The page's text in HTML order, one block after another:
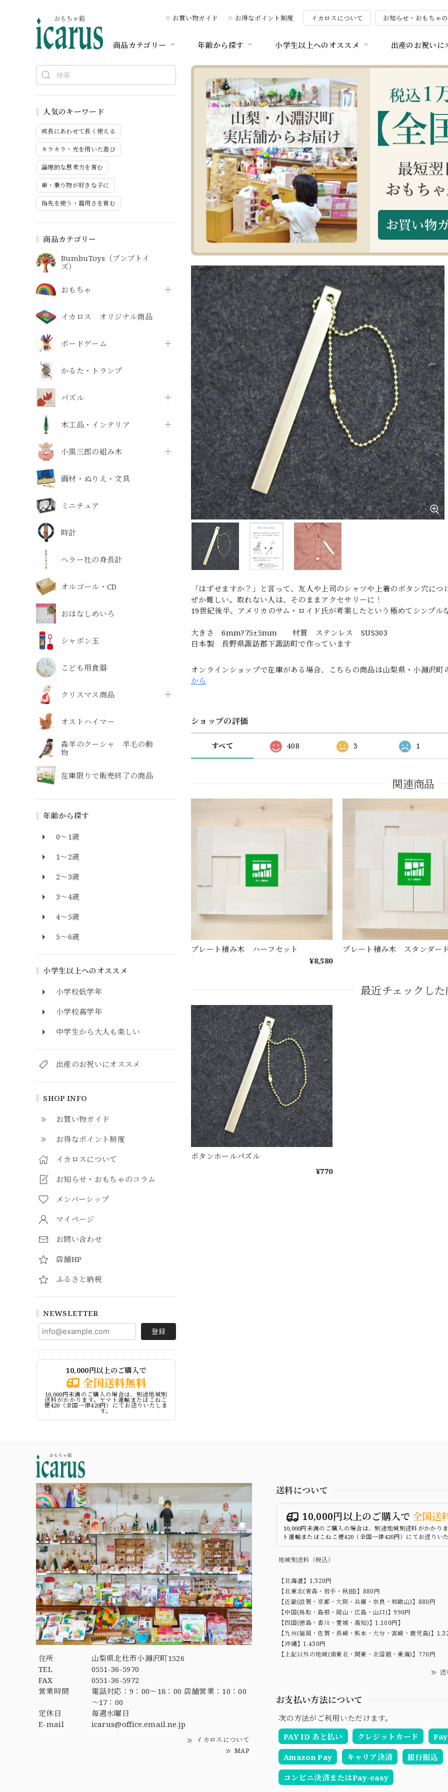
お買い物ガイド お得なポイント制度 イカロスについて お知らせ・おもちゃ
商品カテゴリー 年齢から探す 小学生以上へのオススメ 出産のお祝いに
人気のキーワード
成長にあわせて長く使える
キラキラ・光を用いた遊び
論理的な思考力を育む
車・乗り物が好きな子に
指先を使う・器用さを育む
商品カテゴリー
BumbuToys（ブンブトイ
ズ）
おもちゃ
イカロス オリジナル商品
ボードゲーム
かるた・トランプ
パズル
木工品・インテリア
小黒三郎の組み木
画材・ぬりえ・文具
ミニチュア
時計
ヘラー社の身長計
オルゴール・CD
おはなしめいろ
シャボン玉
こども用食器
クリスマス商品
オストハイマー
森羊のクーシャ 羊毛の動
物
在庫限りで販売終了の商品
年齢から探す
0～1歳
1～2歳
2～3歳
3～4歳
4～5歳
5～6歳
小学生以上へのオススメ
小学校低学年
小学校高学年
中学生から大人も楽しい
出産のお祝いにオススメ
SHOP INFO
お買い物ガイド
お得なポイント制度
イカロスについて
お知らせ・おもちゃのコラム
メンバーシップ
マイページ
お問い合わせ
店舗HP
ふるさと納税
NEWSLETTER
登録
10,000円以上のご購入で
全国送料無料
10,000円未満のご購入の場合は、別途地域別
送料がかかります。ヤマト運輸またはこねこ
便420（全国一律420円）にてお送りいたしま
す。
「はずせますか？」と言って、友人や上司のシャツや上着のボタン穴に
ぜか難しい。取れない人は、そのままアクセサリーに！
19世紀後半、アメリカのサム・ロイド氏が考案したという極めてシンプル
大きさ 6mm?75±5mm 材質 ステンレス SUS303
日本製 長野県諏訪郡下諏訪町で作っています
オンラインショップで在庫がある場合、こちらの商品は山梨県・小淵沢
から
ショップの評価
すべて 408 3 1
関連商品
プレート積み木 ハーフセット
¥8,580
プレート積み木 スタンダー
最近チェックし
ボタンホールパズル
¥770
住所
山梨県北杜市小淵沢町1526
TEL
0551-36-5970
FAX
0551-36-5972
営業時間
電話対応：9：00～18：00 店舗営業：10：00
～17：00
定休日
毎週水曜日
E-mail
icarus@office.email.ne.jp
イカロスについて
MAP
送料について
10,000円以上のご購入で 全国送
10,000円未満のご購入の場合は、別途地域別送料がかかり
ト運輸またはこねこ便420（全国一律420円）にてお送りい
地域別送料（税込）
【北海道】1,320円
【北東北(青森・岩手・秋田)】880円
【近畿(滋賀・京都・大阪・兵庫・奈良・和歌山)】880円
【中国(鳥取・島根・岡山・広島・山口)】990円
【四国(徳島・香川・愛媛・高知)】1,100円】
【九州(福岡・佐賀・長崎・熊本・大分・宮崎・鹿児島)】
【沖縄】1,430円
【上記以外の地域(南東北・関東・北信越・東海)】770円
お支払い方法について
次の方法がご利用いただけます。
PAY ID あと払い
クレジットカード
Amazon Pay キャリア決済 銀行振込
コンビニ決済またはPay-easy